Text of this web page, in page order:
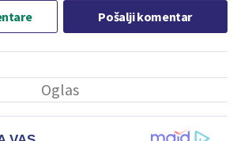
Pošalji komentar